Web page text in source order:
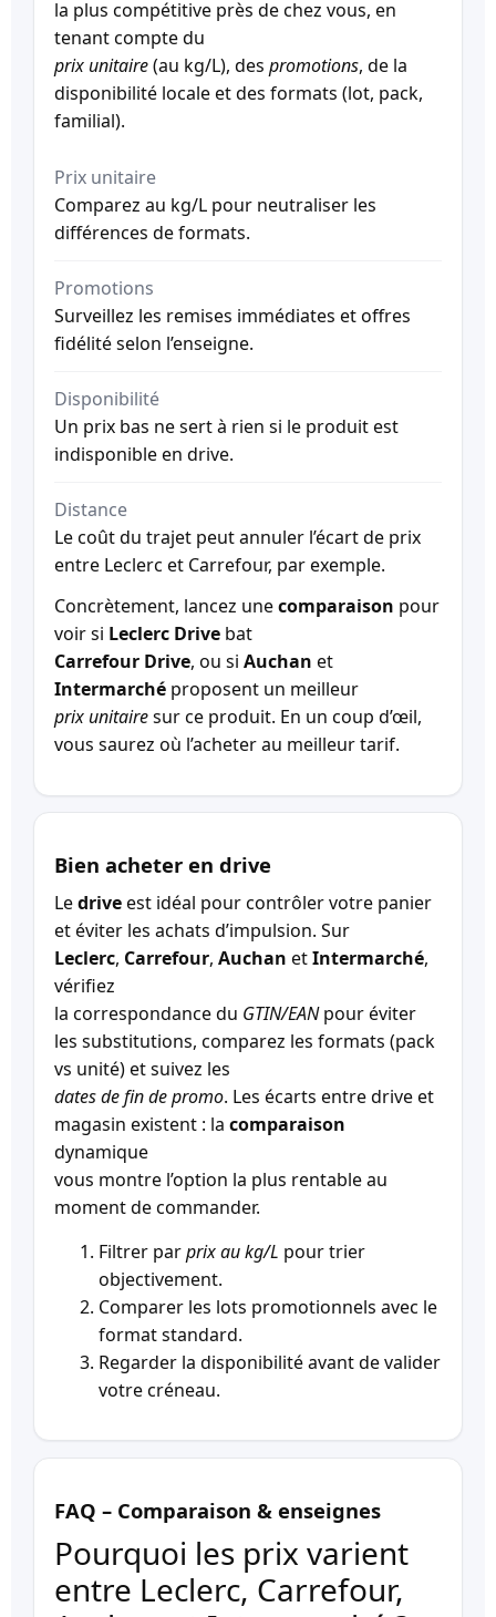
la plus compétitive près de chez vous, en
tenant compte du
prix unitaire(au kg/L), des promotions, de la
disponibilité locale et des formats (lot, pack,
familial).
Prix unitaire
Comparez au kg/L pour neutraliser les
différences de formats.
Promotions
Surveillez les remises immédiates et offres
fidélité selon l’enseigne.
Disponibilité
Un prix bas ne sert à rien si le produit est
indisponible en drive.
Distance
Le coût du trajet peut annuler l’écart de prix
entre Leclerc et Carrefour, par exemple.
Concrètement, lancez unecomparaison pour
voir si Leclerc Drive bat
Carrefour Drive, ou si Auchan et
Intermarché proposent un meilleur
prix unitairesur ce produit. En un coup d’œil,
vous saurez où l’acheter au meilleur tarif.
Bien acheter en drive
Ledriveest idéal pour contrôler votre panier
et éviter les achats d’impulsion. Sur
Leclerc, Carrefour, Auchan etIntermarché,
vérifiez
la correspondance du GTIN/EANpour éviter
les substitutions, comparez les formats (pack
vs unité) et suivez les
dates de fin de promo. Les écarts entre drive et
magasin existent : la comparaison
dynamique
vous montre l’option la plus rentable au
moment de commander.
Filtrer parprix au kg/L pour trier
objectivement.
Comparer les lots promotionnels avec le
format standard.
Regarder la disponibilité avant de valider
votre créneau.
FAQ – Comparaison & enseignes
Pourquoi les prix varient
entre Leclerc, Carrefour,